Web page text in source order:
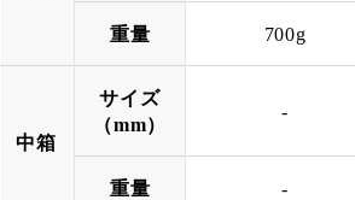
重量 700g
中箱
サイズ
（mm）
-
重量 -